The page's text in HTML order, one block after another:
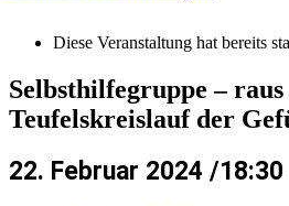
Diese Veranstaltung hat bereits
Selbsthilfegruppe – raus
Teufelskreislauf der
22. Februar 2024 /18:30